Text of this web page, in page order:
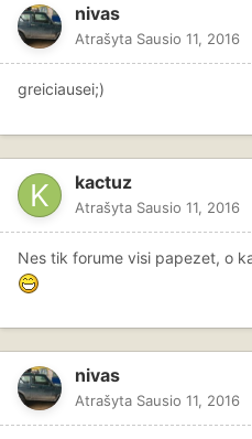
nivas
Atrašyta Sausio 11, 2016
greiciausei;)
kactuz
Atrašyta Sausio 11, 2016
Nes tik forume visi papezet, o
nivas
Atrašyta Sausio 11, 2016